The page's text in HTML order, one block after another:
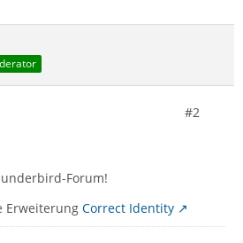
#2
Forum!
Erweiterung Correct Identity